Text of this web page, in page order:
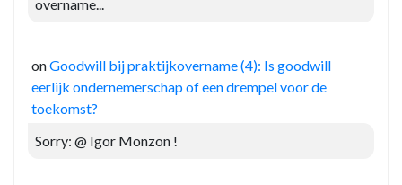
overname...
onGoodwill bij praktijkovername (4): Is goodwill
eerlijk ondernemerschap of een drempel voor de
toekomst?
Sorry: @ Igor Monzon !